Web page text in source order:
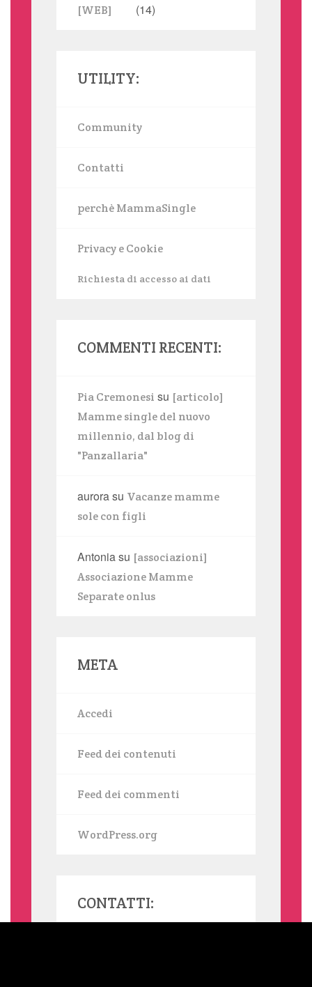
[WEB] (14)
UTILITY:
Community
Contatti
perchè MammaSingle
Privacy e Cookie
Richiesta di accesso ai dati
COMMENTI RECENTI:
Pia Cremonesi su [articolo]
Mamme single del nuovo
millennio, dal blog di
"Panzallaria"
aurorasu Vacanze mamme
sole con figli
Antoniasu [associazioni]
Associazione Mamme
Separate onlus
META
Accedi
Feed dei contenuti
Feed dei commenti
WordPress.org
CONTATTI: